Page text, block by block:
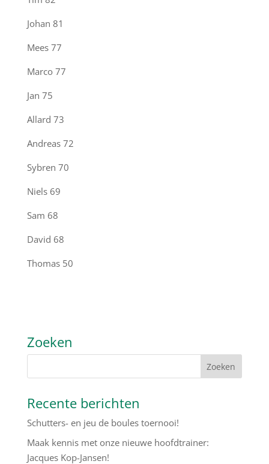
Johan 81
Mees 77
Marco 77
Jan 75
Allard 73
Andreas 72
Sybren 70
Niels 69
Sam 68
David 68
Thomas 50
Zoeken
Recente berichten
Schutters- en jeu de boules toernooi!
Maak kennis met onze nieuwe hoofdtrainer:
Jacques Kop-Jansen!